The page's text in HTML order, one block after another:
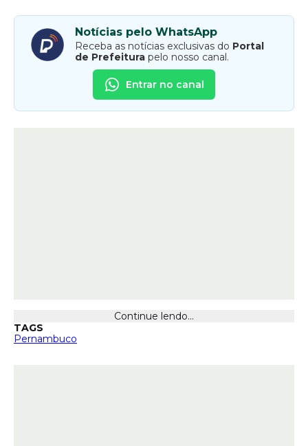
Notícias pelo WhatsApp
Receba as notícias exclusivas do Portal
de Prefeitura pelo nosso canal.
Entrar no canal
Continue lendo...
TAGS
Pernambuco